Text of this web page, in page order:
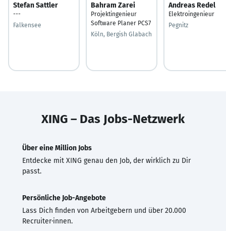
Stefan Sattler
---
Falkensee
Bahram Zarei
Projektingenieur
Software Planer PCS7
Köln, Bergish Glabach
Andreas Redel
Elektroingenieur
Pegnitz
XING – Das Jobs-Netzwerk
Über eine Million Jobs
Entdecke mit XING genau den Job, der wirklich zu Dir
passt.
Persönliche Job-Angebote
Lass Dich finden von Arbeitgebern und über 20.000
Recruiter·innen.